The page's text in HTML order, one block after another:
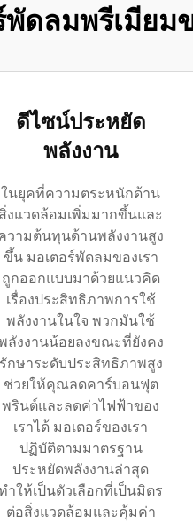
ดลมพรีเมียมข
ดีไซน์ประหยัด
พลังงาน
ในยุคที่ความตระหนักด้าน
สิ่งแวดล้อมเพิ่มมากขึ้นและ
วามต้นทุนด้านพลังงานสูง
ขึ้น มอเตอร์พัดลมของเรา
ถูกออกแบบมาด้วยแนวคิด
เรื่องประสิทธิภาพการใช้
พลังงานในใจ พวกมันใช้
ลังงานน้อยลงขณะที่ยังคง
รักษาระดับประสิทธิภาพสูง
ช่วยให้คุณลดคาร์บอนฟุต
พรินต์และลดค่าไฟฟ้าของ
เราได้ มอเตอร์ของเรา
ปฏิบัติตามมาตรฐาน
ประหยัดพลังงานล่าสุด
ำให้เป็นตัวเลือกที่เป็นมิตร
ต่อสิ่งแวดล้อมและคุ้มค่า